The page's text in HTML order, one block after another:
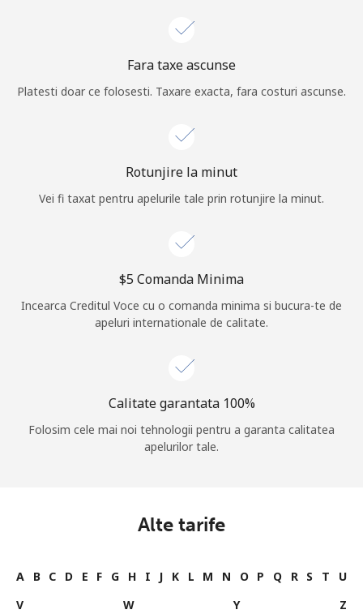
CREEAZA CONT NOU →
Log in
sau
Continua cu
Fara taxe ascunse
Platesti doar ce folosesti. Taxare exacta, fara costuri ascunse.
Rotunjire la minut
Vei fi taxat pentru apelurile tale prin rotunjire la minut.
⁦$5⁩ Comanda Minima
Incearca Creditul Voce cu o comanda minima si bucura-te de
apeluri internationale de calitate.
Calitate garantata 100%
Folosim cele mai noi tehnologii pentru a garanta calitatea
apelurilor tale.
Alte tarife
A B C D E F G H I J K L M N O P Q R S T
U
V
W Y Z